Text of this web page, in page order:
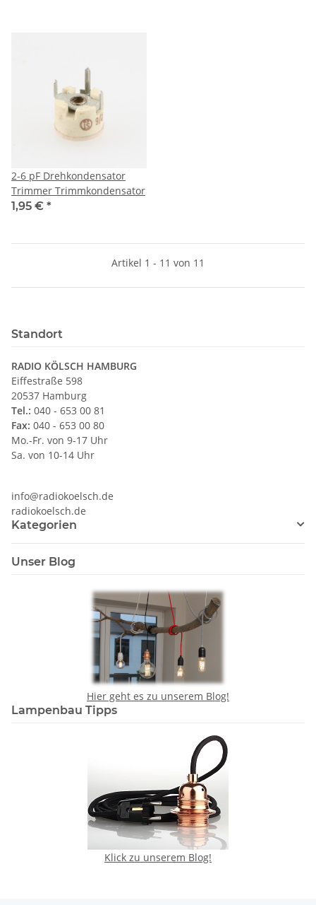
2-6 pF Drehkondensator
Trimmer Trimmkondensator
1,95 € *
Artikel 1 - 11 von 11
Standort
RADIO KÖLSCH HAMBURG
Eiffestraße 598
20537 Hamburg
Tel.: 040 - 653 00 81
Fax: 040 - 653 00 80
Mo.-Fr. von 9-17 Uhr
Sa. von 10-14 Uhr
info@radiokoelsch.de
radiokoelsch.de
Kategorien
Unser Blog
Hier geht es zu unserem Blog!
Lampenbau Tipps
Klick zu unserem Blog!